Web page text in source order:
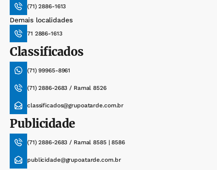
(71) 2886-1613
Demais localidades
71 2886-1613
Classificados
(71) 99965-8961
(71) 2886-2683 / Ramal 8526
classificados@grupoatarde.com.br
Publicidade
(71) 2886-2683 / Ramal 8585 | 8586
publicidade@grupoatarde.com.br